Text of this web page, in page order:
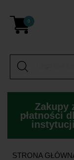
0
Zakupy
płatności
STRONA